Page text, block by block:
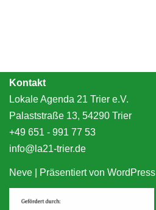
Kontakt
Lokale Agenda 21 Trier e.V.
Palaststraße 13, 54290 Trier
+49 651 - 991 77 53
info@la21-trier.de
Neve | Präsentiert von WordPress